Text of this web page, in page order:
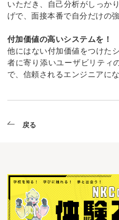
いただき、自己分析がしっか
げで、面接本番で自分だけの
付加価値の高いシステムを！
他にはない付加価値をつけた
者に寄り添いユーザビリティ
で、信頼されるエンジニアに
戻る